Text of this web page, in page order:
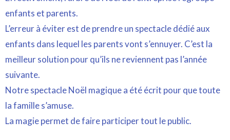
enfants et parents.
L’erreur à éviter est de prendre un spectacle dédié aux
enfants dans lequel les parents vont s’ennuyer. C’est la
meilleur solution pour qu’ils ne reviennent pas l’année
suivante.
Notre spectacle Noël magique a été écrit pour que toute
la famille s’amuse.
La magie permet de faire participer tout le public.